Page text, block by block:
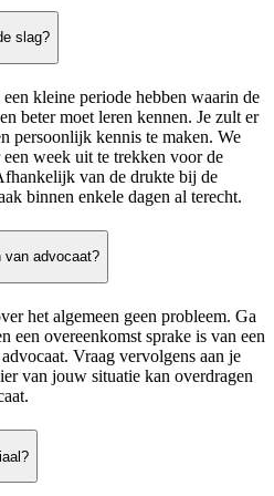
slag?
kleine periode hebben waarin de
beter moet leren kennen. Je zult er
persoonlijk kennis te maken. We
week uit te trekken voor de
van de drukte bij de
binnen enkele dagen al terecht.
van advocaat?
het algemeen geen probleem. Ga
een overeenkomst sprake is van een
Vraag vervolgens aan je
van jouw situatie kan overdragen